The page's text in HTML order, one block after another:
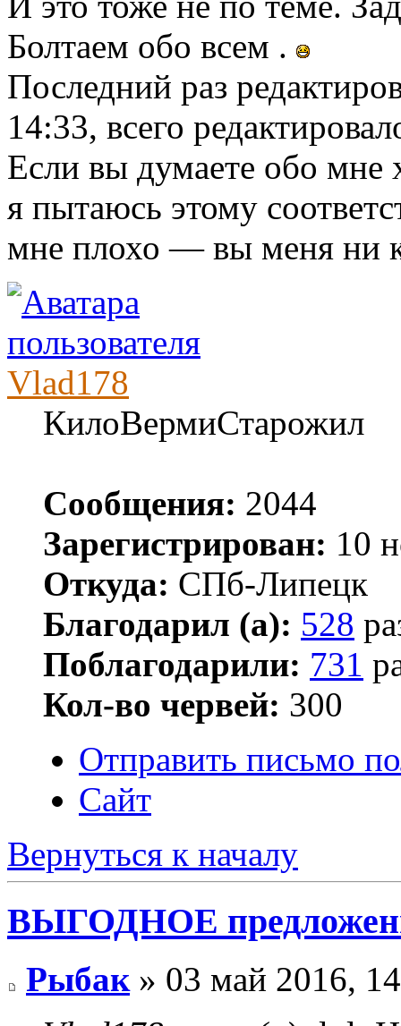
Болтаем обо всем .
Последний раз
14:33, всего
Если вы думаете обо
я пытаюсь этому
мне плохо — вы меня ни
Vlad178
КилоВермиСтарожил
Сообщения: 2044
Зарегистрирован: 10
Откуда: СПб-Липецк
Благодарил (а): 528
Поблагодарили: 731
Кол-во червей: 300
Отправить письмо
Сайт
Вернуться к началу
ВЫГОДНОЕ
Рыбак » 03 май 2016,